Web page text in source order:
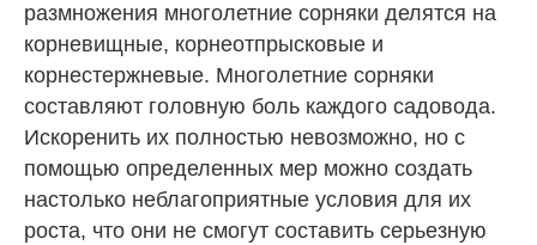
размножения многолетние сорняки делятся на
корневищные, корнеотпрысковые и
корнестержневые. Многолетние сорняки
составляют головную боль каждого садовода.
Искоренить их полностью невозможно, но с
помощью определенных мер можно создать
настолько неблагоприятные условия для их
роста, что они не смогут составить серьезную